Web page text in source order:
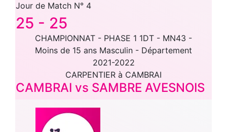
Jour de Match N° 4
25 - 25
CHAMPIONNAT - PHASE 1 1DT - MN43 -
Moins de 15 ans Masculin - Département
2021-2022
CARPENTIER à CAMBRAI
CAMBRAI vs SAMBRE AVESNOIS